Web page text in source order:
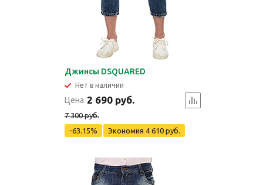
Джинсы DSQUARED
Нет в наличии
Цена 2 690 руб.
7 300 руб.
-63.15%
Экономия 4 610 руб.